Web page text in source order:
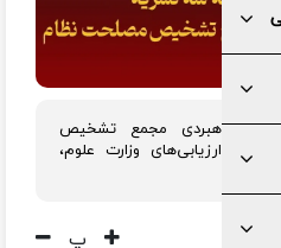
راهبردی مجمع تشخیص
در ارزیابی‌های وزارت علوم،
پ